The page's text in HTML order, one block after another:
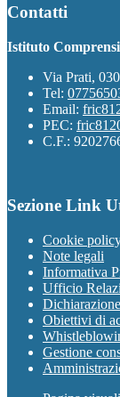
Contatti
Istituto
Via Prati,
Tel:
Email:
PEC:
C.F.:
Sezione Link
Cookie
Note legali
Informativa
Ufficio
Obiettivi di
Gestione